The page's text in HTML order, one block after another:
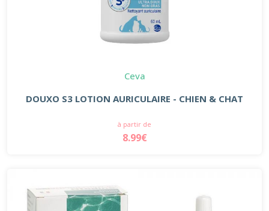
Ceva
DOUXO S3 LOTION AURICULAIRE - CHIEN & CHAT
à partir de
8.99€